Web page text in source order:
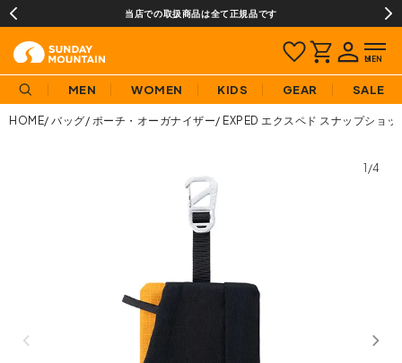
当店での取扱商品は全て正規品です
MEN WOMEN KIDS GEAR SALE
HOME バッグ ポーチ・オーガナイザー EXPED エクスペド スナップショ
1/4